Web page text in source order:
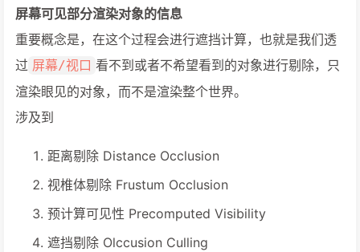
屏幕可见部分渲染对象的信息
重要概念是，在这个过程会进行遮挡计算，也就是我们透
过 屏幕/视口 看不到或者不希望看到的对象进行剔除，只
渲染眼见的对象，而不是渲染整个世界。
涉及到
距离剔除 Distance Occlusion
视椎体剔除 Frustum Occlusion
预计算可见性 Precomputed Visibility
遮挡剔除 Olccusion Culling